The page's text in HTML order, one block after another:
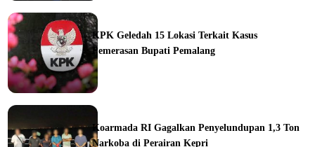
KPK Geledah 15 Lokasi Terkait Kasus
Pemerasan Bupati Pemalang
Koarmada RI Gagalkan Penyelundupan 1,3 Ton
Narkoba di Perairan Kepri